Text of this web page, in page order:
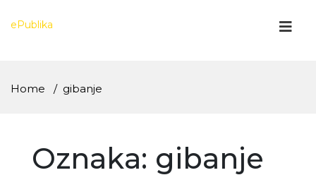
ePublika
Home gibanje
Oznaka: gibanje